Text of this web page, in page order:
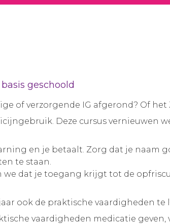
geschoold
of verzorgende IG afgerond? Of
Deze cursus vernieuwen
en je betaalt. Zorg dat je naam
te staan.
dat je toegang krijgt tot de
ook de praktische vaardigheden
vaardigheden medicatie geven,